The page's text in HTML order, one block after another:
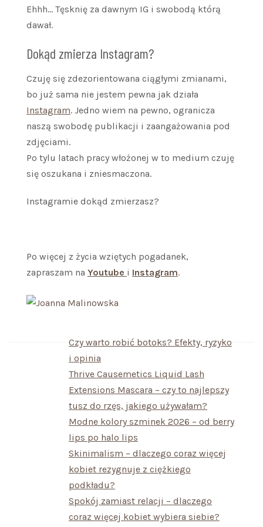
Ehhh… Tęsknię za dawnym IG i swobodą którą
dawał.
Dokąd zmierza Instagram?
Czuję się zdezorientowana ciągłymi zmianami,
bo już sama nie jestem pewna jak działa
Instagram. Jedno wiem na pewno, ogranicza
naszą swobodę publikacji i zaangażowania pod
zdjęciami.
Po tylu latach pracy włożonej w to medium czuję
się oszukana i zniesmaczona.
Instagramie dokąd zmierzasz?
Po więcej z życia wziętych pogadanek,
zapraszam na Youtube i Instagram.
Czy warto robić botoks? Efekty, ryzyko
i opinia
Thrive Causemetics Liquid Lash
Extensions Mascara – czy to najlepszy
tusz do rzęs, jakiego używałam?
Modne kolory szminek 2026 – od berry
lips po halo lips
Skinimalism – dlaczego coraz więcej
kobiet rezygnuje z ciężkiego
podkładu?
Spokój zamiast relacji – dlaczego
coraz więcej kobiet wybiera siebie?